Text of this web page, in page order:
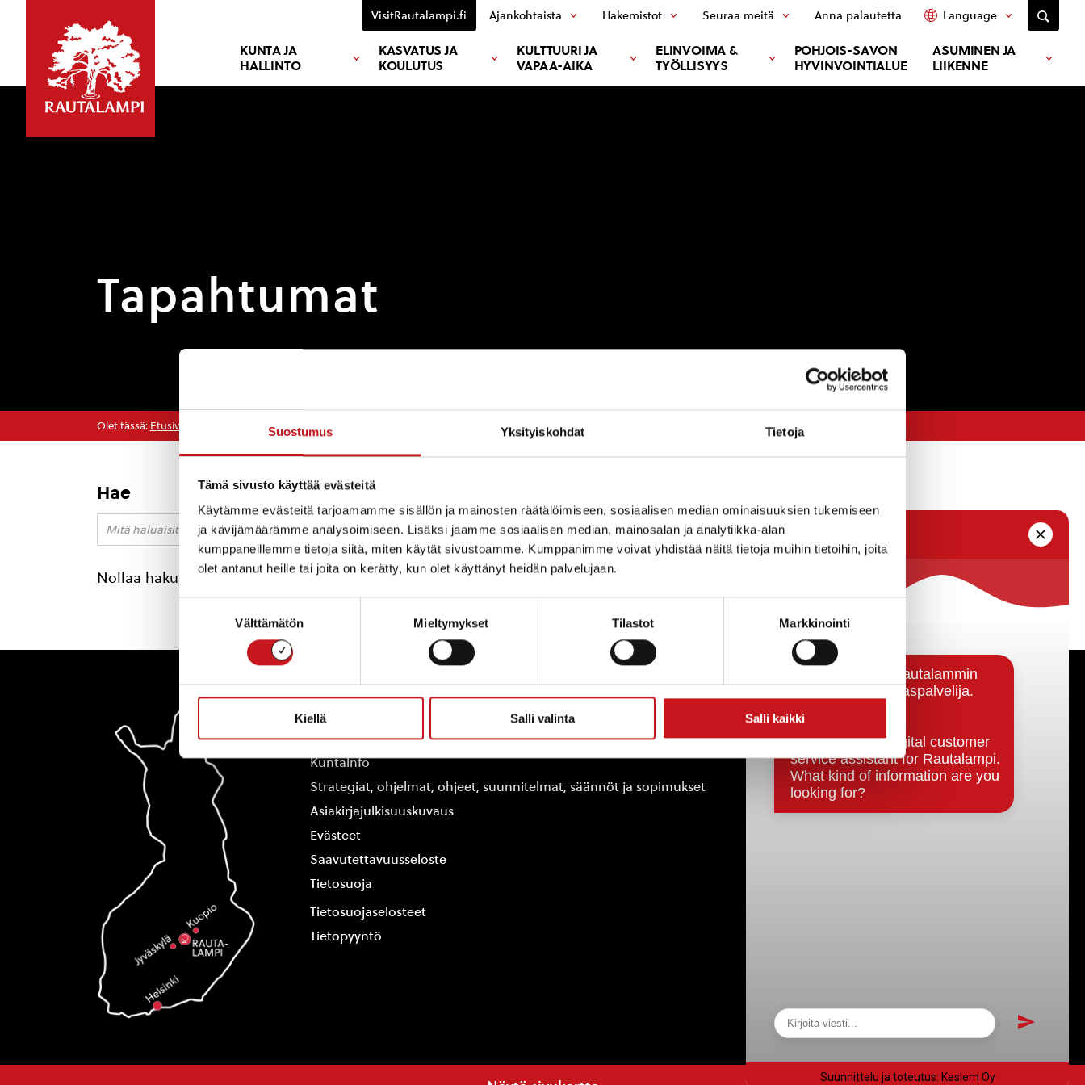
Suostumus Yksityiskohdat Tietoja
Tämä sivusto käyttää evästeitä
Käytämme evästeitä tarjoamamme sisällön ja mainosten räätälöimiseen, sosiaalisen median ominaisuuksien tukemiseen
ja kävijämäärämme analysoimiseen. Lisäksi jaamme sosiaalisen median, mainosalan ja analytiikka-alan
kumppaneillemme tietoja siitä, miten käytät sivustoamme. Kumppanimme voivat yhdistää näitä tietoja muihin tietoihin, joita
olet antanut heille tai joita on kerätty, kun olet käyttänyt heidän palvelujaan.
Välttämätön Mieltymykset Tilastot Markkinointi
Kiellä Salli valinta Salli kaikki
KUNTA JA
HALLINTO
KASVATUS JA
KOULUTUS
KULTTUURI JA
VAPAA-AIKA
ELINVOIMA &
TYÖLLISYYS
POHJOIS-SAVON
HYVINVOINTIALUE
ASUMINEN JA
LIIKENNE
VisitRautalampi.fi Ajankohtaista Hakemistot Seuraa meitä Anna palautetta Language
Tapahtumat
Olet tässä: Etusivu
Hae
Nollaa hakutulokset
Yhteystiedot
Kuntainfo
Strategiat, ohjelmat, ohjeet, suunnitelmat, säännöt ja sopimukset
Asiakirjajulkisuuskuvaus
Evästeet
Saavutettavuusseloste
Tietosuoja
Tietosuojaselosteet
Tietopyyntö
Päätökset, esityslistat & pöytäkirjat
Hallinto
Kunnanhallitus
Kunnanvaltuusto